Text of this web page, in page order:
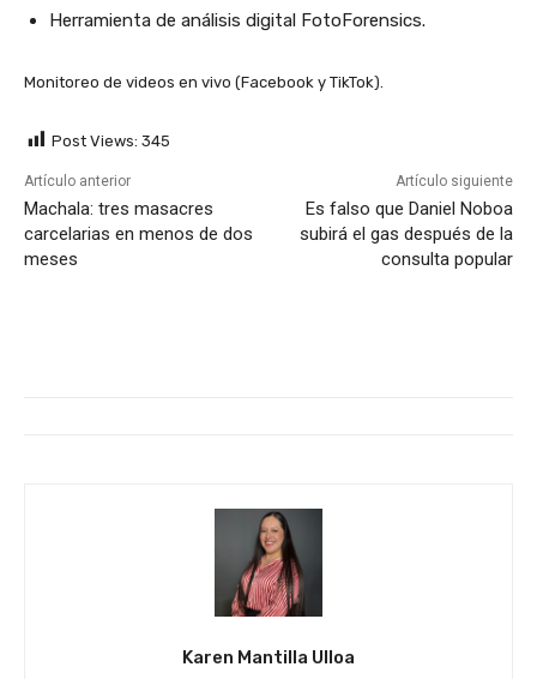
Herramienta de análisis digital FotoForensics.
Monitoreo de videos en vivo (Facebook y TikTok).
Post Views: 345
Artículo anterior
Machala: tres masacres
carcelarias en menos de dos
meses
Artículo siguiente
Es falso que Daniel Noboa
subirá el gas después de la
consulta popular
Karen Mantilla Ulloa